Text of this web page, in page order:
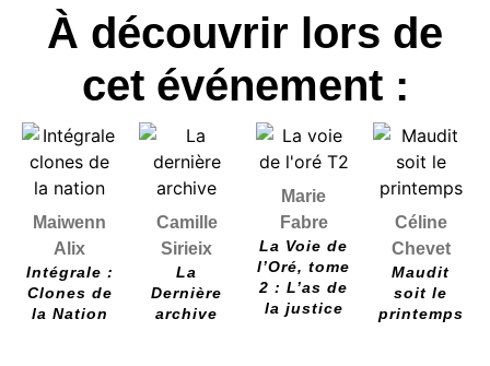
À découvrir lors de
cet événement :
Maiwenn
Alix
Intégrale :
Clones de
la Nation
Camille
Sirieix
La
Dernière
archive
Marie
Fabre
La Voie de
l’Oré, tome
2 : L’as de
la justice
Céline
Chevet
Maudit
soit le
printemps